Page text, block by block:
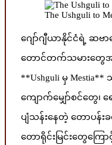
The Ushguli to
ဂျော်ဂျီယာနိုင်ငံရဲ့ ဆဗ
တောင်တက်သမားတွေ
**Ushguli မှ
ကျောက်မျှော်စင်တွေ၊
ပျံသန်းနေတဲ့ တောပန်
တောရိုင်းမြင်းတွေကြ